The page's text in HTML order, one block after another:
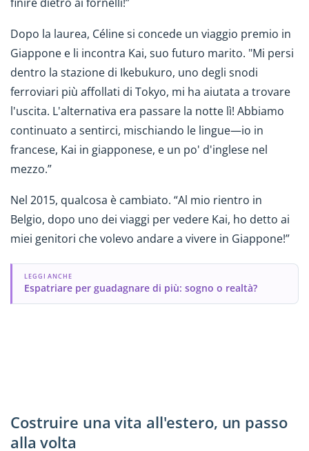
Dopo la laurea, Céline si concede un viaggio premio in
Giappone e li incontra Kai, suo futuro marito. "Mi persi
dentro la stazione di Ikebukuro, uno degli snodi
ferroviari più affollati di Tokyo, mi ha aiutata a trovare
l'uscita. L'alternativa era passare la notte lì! Abbiamo
continuato a sentirci, mischiando le lingue—io in
francese, Kai in giapponese, e un po' d'inglese nel
mezzo.”
Nel 2015, qualcosa è cambiato. “Al mio rientro in
Belgio, dopo uno dei viaggi per vedere Kai, ho detto ai
miei genitori che volevo andare a vivere in Giappone!”
LEGGI ANCHE
Espatriare per guadagnare di più: sogno o realtà?
Costruire una vita all'estero, un passo
alla volta